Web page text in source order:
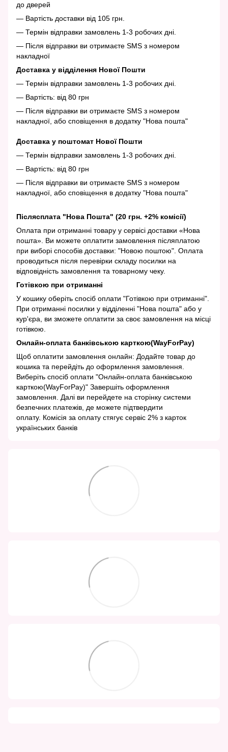
до дверей
— Вартість доставки від 105 грн.
— Термін відправки замовлень 1-3 робочих дні.
— Після відправки ви отримаєте SMS з номером
накладної
Доставка у відділення Нової Пошти
— Термін відправки замовлень 1-3 робочих дні.
— Вартість: від 80 грн
— Після відправки ви отримаєте SMS з номером
накладної, або сповіщення в додатку "Нова пошта"
Доставка у поштомат Нової Пошти
— Термін відправки замовлень 1-3 робочих дні.
— Вартість: від 80 грн
— Після відправки ви отримаєте SMS з номером
накладної, або сповіщення в додатку "Нова пошта"
Післясплата "Нова Пошта" (20 грн. +2% комісії)
Оплата при отриманні товару у сервісі доставки «Нова
пошта». Ви можете оплатити замовлення післяплатою
при виборі способів доставки: "Новою поштою". Оплата
проводиться після перевірки складу посилки на
відповідність замовлення та товарному чеку.
Готівкою при отриманні
У кошику оберіть спосіб оплати "Готівкою при отриманні".
При отриманні посилки у відділенні "Нова пошта" або у
кур'єра, ви зможете оплатити за своє замовлення на місці
готівкою.
Онлайн-оплата банківською карткою(WayForPay)
Щоб оплатити замовлення онлайн: Додайте товар до
кошика та перейдіть до оформлення замовлення.
Виберіть спосіб оплати "Онлайн-оплата банківською
карткою(WayForPay)" Завершіть оформлення
замовлення. Далі ви перейдете на сторінку системи
безпечних платежів, де можете підтвердити
оплату. Комісія за оплату стягує сервіс 2% з карток
українських банків